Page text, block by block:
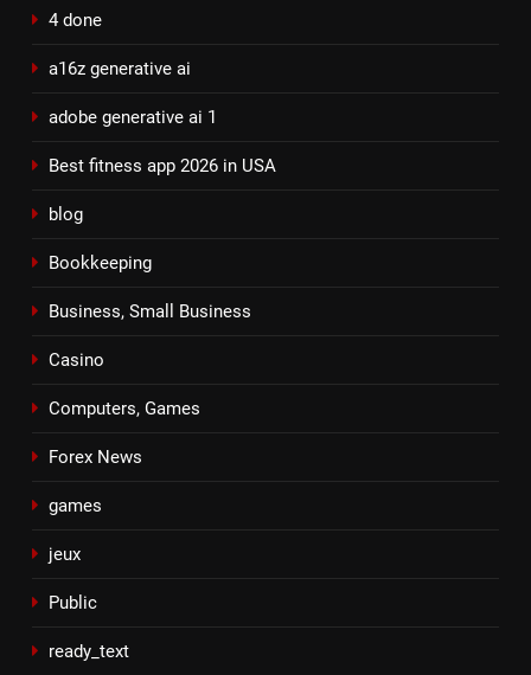
4 done
a16z generative ai
adobe generative ai 1
Best fitness app 2026 in USA
blog
Bookkeeping
Business, Small Business
Casino
Computers, Games
Forex News
games
jeux
Public
ready_text